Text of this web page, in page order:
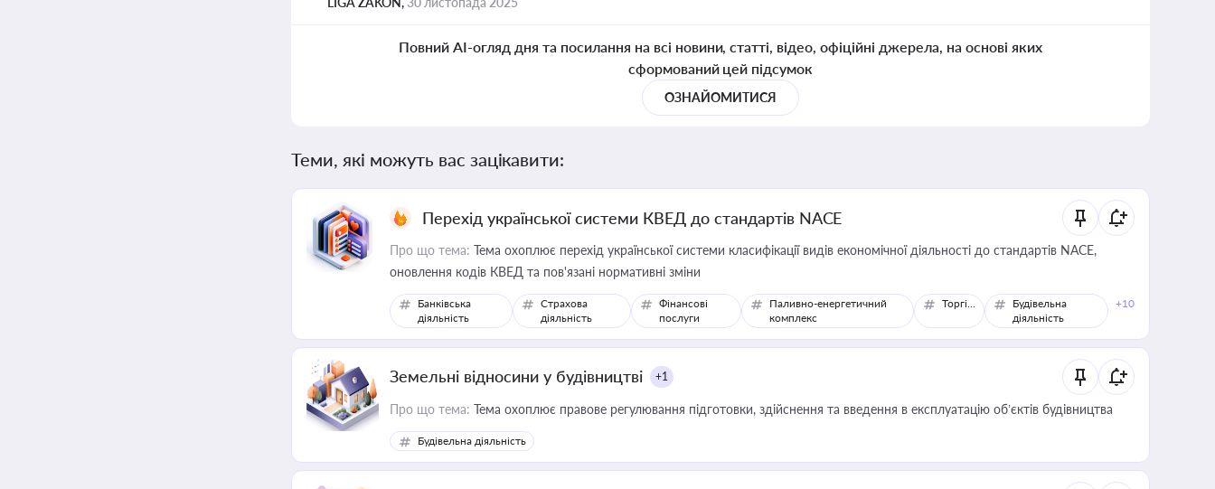
Повний AI-огляд дня та посилання на всі новини, статті, відео, офіційні джерела, на основі яких
сформований цей підсумок
ОЗНАЙОМИТИСЯ
Теми, які можуть вас зацікавити:
Перехід української системи КВЕД до стандартів NACE
Про що тема: Тема охоплює перехід української системи класифікації видів економічної діяльності до стандартів NACE,
оновлення кодів КВЕД та пов'язані нормативні зміни
Банківська
діяльність
Страхова
діяльність
Фінансові
послуги
Паливно-енергетичний
комплекс
Торгівля
Будівельна
діяльність
+10
Земельні відносини у будівництві +1
Про що тема: Тема охоплює правове регулювання підготовки, здійснення та введення в експлуатацію об’єктів будівництва
Будівельна діяльність